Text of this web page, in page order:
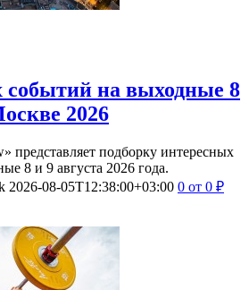
на выходные 8
2026
представляет подборку интересных
8 и 9 августа 2026 года.
2026-08-05T12:38:00+03:00 0 от 0 ₽